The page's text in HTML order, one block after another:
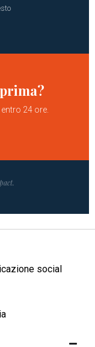
24 ore.
social